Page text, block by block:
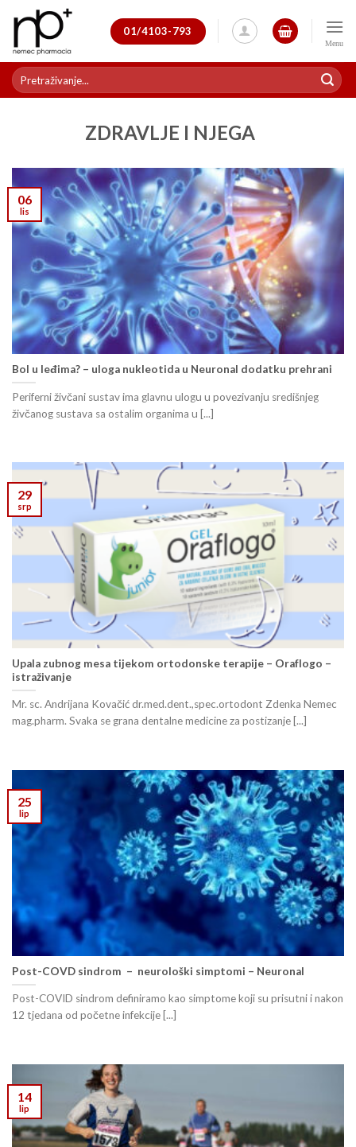
content
01/4103-793
Pretraži:
ZDRAVLJE I NJEGA
Bol u leđima? – uloga nukleotida u Neuronal dodatku prehrani
Periferni živčani sustav ima glavnu ulogu u povezivanju središnjeg
živčanog sustava sa ostalim organima u [...]
06
lis
Upala zubnog mesa tijekom ortodonske terapije – Oraflogo –
istraživanje
Mr. sc. Andrijana Kovačić dr.med.dent.,spec.ortodont Zdenka Nemec
mag.pharm. Svaka se grana dentalne medicine za postizanje [...]
29
srp
Post-COVD sindrom – neurološki simptomi – Neuronal
Post-COVID sindrom definiramo kao simptome koji su prisutni i nakon
12 tjedana od početne infekcije [...]
25
lip
14
lip